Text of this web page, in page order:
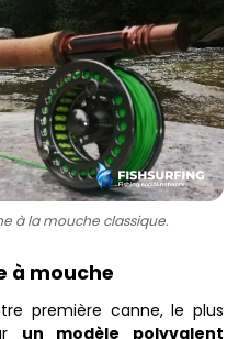
à la mouche classique.
à mouche
première canne, le plus
un modèle polyvalent